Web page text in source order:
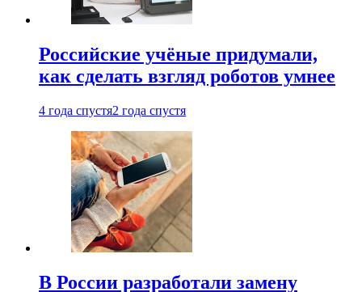
Российские учёные придумали,
как сделать взгляд роботов умнее
4 года спустя2 года спустя
В России разработали замену